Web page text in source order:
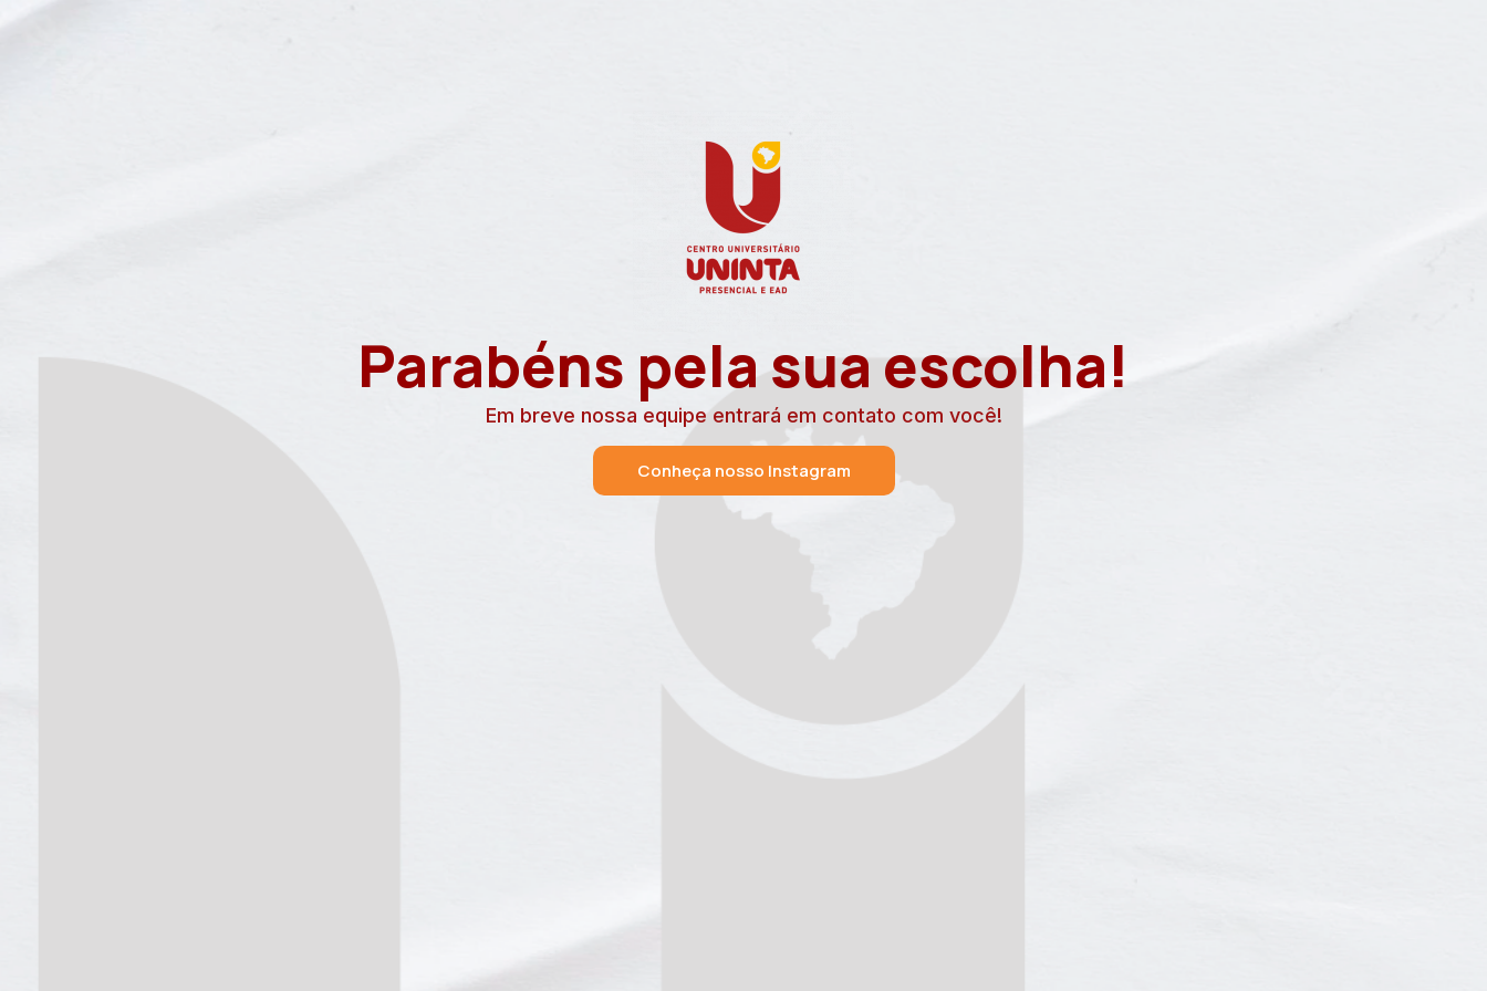
Parabéns pela sua escolha!
Em breve nossa equipe entrará em contato com você!
Conheça nosso Instagram